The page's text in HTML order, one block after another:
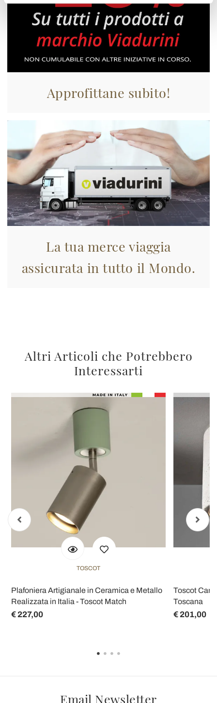
Approfittane subito!
La tua merce viaggia
assicurata in tutto il Mondo.
Altri Articoli che Potrebbero
Interessarti
TOSCOT
Plafoniera Artigianale in Ceramica e Metallo
Realizzata in Italia - Toscot Match
€ 227,00
Toscot
Toscana
€ 201,00
Email Newsletter